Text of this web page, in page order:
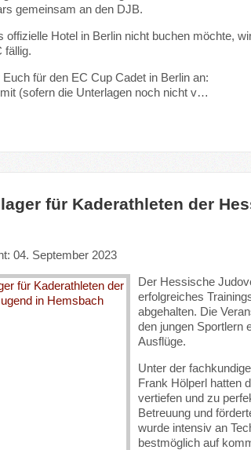
gemeinsam an den DJB.
offizielle Hotel in Berlin nicht buchen möchte,
fällig.
für den EC Cup Cadet in Berlin an:
(sofern die Unterlagen noch nicht v…
für Kaderathleten der
04. September 2023
Der Hessische
erfolgreiches
abgehalten. Die
den jungen Sportlern
Ausflüge.
Unter der
Frank Hölperl hatten
vertiefen und zu
Betreuung und
wurde intensiv an
bestmöglich auf